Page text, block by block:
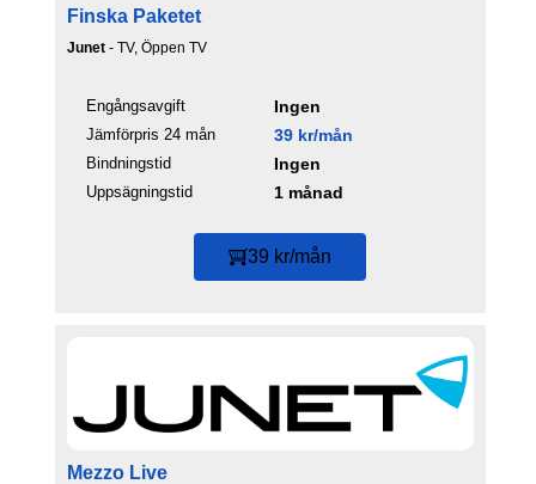
Finska Paketet
Junet - TV, Öppen TV
Engångsavgift Ingen
Jämförpris 24 mån 39 kr/mån
Bindningstid Ingen
Uppsägningstid 1 månad
39 kr/mån
Mezzo Live